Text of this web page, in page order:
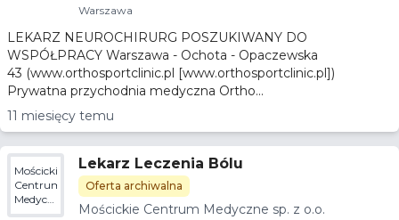
Warszawa
LEKARZ NEUROCHIRURG POSZUKIWANY DO
WSPÓŁPRACY Warszawa - Ochota - Opaczewska
43 (www.orthosportclinic.pl [www.orthosportclinic.pl])
Prywatna przychodnia medyczna Ortho...
11 miesięcy temu
Mościckie
Centrum
Medyczne
sp. z
Lekarz Leczenia Bólu
Oferta archiwalna
Mościckie Centrum Medyczne sp. z o.o.